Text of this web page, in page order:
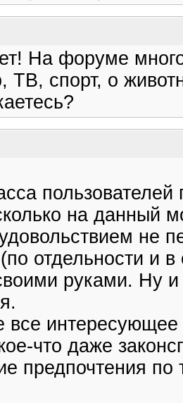
На форуме
ТВ, спорт, о
пользователей
на данный
не
отдельности и
руками. Ну
все
что даже
предпочтения